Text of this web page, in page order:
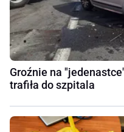
Groźnie na
trafiła do szpitala